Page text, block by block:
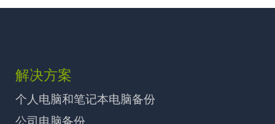
解决方案
个人电脑和笔记本电脑备份